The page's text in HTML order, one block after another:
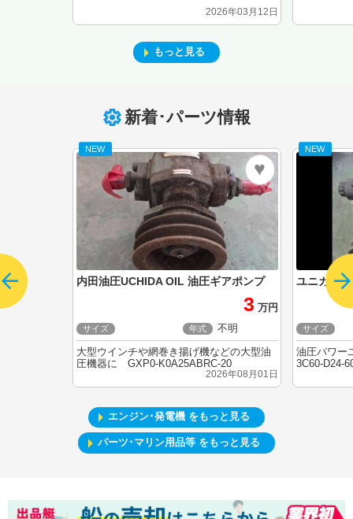
2026年03月12日
もっと見る
新着･パーツ情報
内田油圧UCHIDA OIL 油圧ギアポンプ
3 万円
サイズ 年式 不明
大型ウインチや網巻き揚げ機などの大型油
圧機器に GXP0-K0A25ABRC-20
2026年08月01日
NEW
サイズ
油圧パワー
3C60-D24-
NEW
エンジン･発電機 をもっと見る
パーツ･マリン用品等 をもっと見る